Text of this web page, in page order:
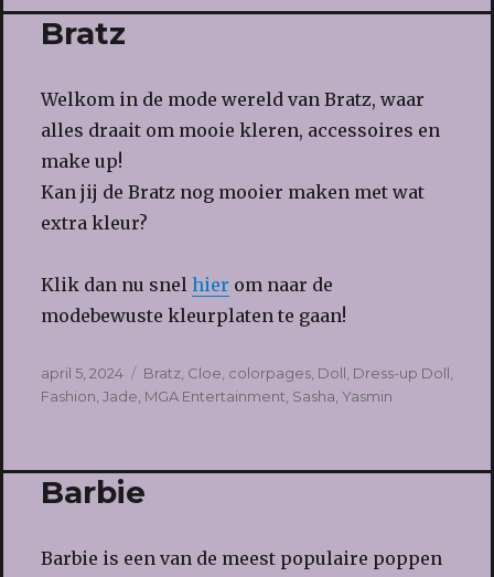
Bratz
Welkom in de mode wereld van Bratz, waar
alles draait om mooie kleren, accessoires en
make up!
Kan jij de Bratz nog mooier maken met wat
extra kleur?
Klik dan nu snel hier om naar de
modebewuste kleurplaten te gaan!
Geplaatst
op
april 5, 2024 Tags
Bratz, Cloe colorpages, Doll Dress-up Doll
Fashion Jade MGA Entertainment Sasha Yasmin
Barbie
Barbie is een van de meest populaire poppen